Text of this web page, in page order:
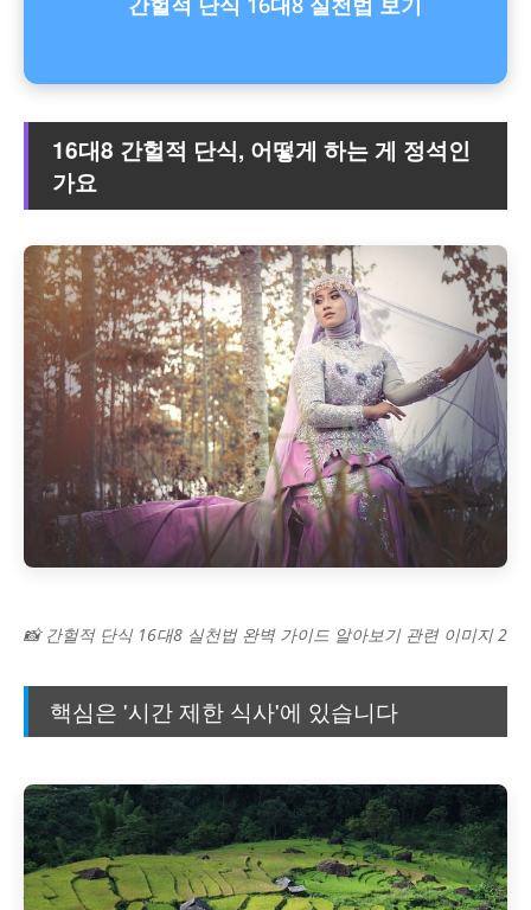
16대8 간헐적 단식, 어떻게 하는 게 정석인
가요
📸 간헐적 단식 16대8 실천법 완벽 가이드 알아보기 관련 이미지 2
핵심은 '시간 제한 식사'에 있습니다